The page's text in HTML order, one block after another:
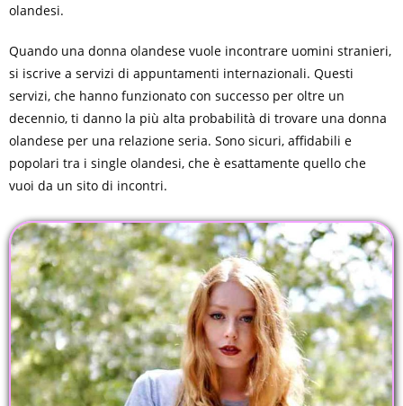
olandesi.
Quando una donna olandese vuole incontrare uomini stranieri,
si iscrive a servizi di appuntamenti internazionali. Questi
servizi, che hanno funzionato con successo per oltre un
decennio, ti danno la più alta probabilità di trovare una donna
olandese per una relazione seria. Sono sicuri, affidabili e
popolari tra i single olandesi, che è esattamente quello che
vuoi da un sito di incontri.